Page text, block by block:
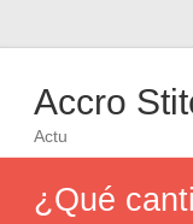
Accro
Actu
¿Qué